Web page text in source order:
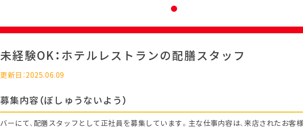
未経験OK：ホテルレストランの配膳スタッフ
更新日：2025.06.09
募集内容（ぼしゅうないよう）
バーにて、配膳スタッフとして正社員を募集しています。主な仕事内容は、来店されたお客